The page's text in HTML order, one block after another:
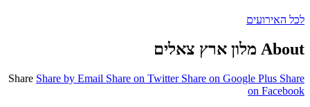
לכל האירועים
About מלון ארץ צאלים
Share Share by Email Share on Twitter Share on Google Plus Share
on Facebook